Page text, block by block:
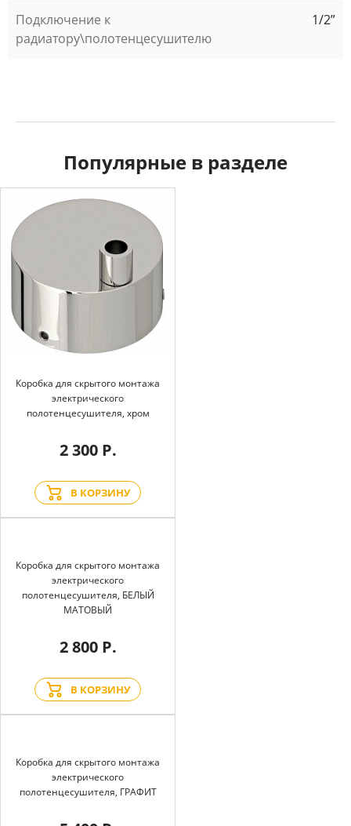
Подключение к
радиатору\полотенцесушителю
1/2”
Популярные в разделе
Коробка для скрытого монтажа
электрического
полотенцесушителя, хром
2 300 Р.
В КОРЗИНУ
Коробка для скрытого монтажа
электрического
полотенцесушителя, БЕЛЫЙ
МАТОВЫЙ
2 800 Р.
В КОРЗИНУ
Коробка для скрытого монтажа
электрического
полотенцесушителя, ГРАФИТ